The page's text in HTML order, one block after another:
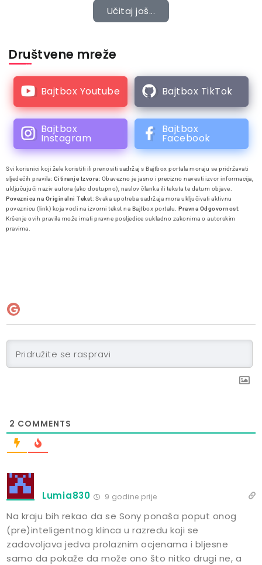
Učitaj još...
Društvene mreže
Bajtbox Youtube Bajtbox TikTok
Bajtbox
Instagram
Bajtbox
Facebook
Svi korisnici koji žele koristiti ili prenositi sadržaj s Bajtbox portala moraju se pridržavati
sljedećih pravila: Citiranje Izvora: Obavezno je jasno i precizno navesti izvor informacija,
uključujući naziv autora (ako dostupno), naslov članka ili teksta te datum objave.
Poveznica na Originalni Tekst: Svaka upotreba sadržaja mora uključivati aktivnu
poveznicu (link) koja vodi na izvorni tekst na Bajtbox portalu. Pravna Odgovornost:
Kršenje ovih pravila može imati pravne posljedice sukladno zakonima o autorskim
pravima.
2 COMMENTS
Lumia830 9 godine prije
Na kraju bih rekao da se Sony ponaša poput onog
(pre)inteligentnog klinca u razredu koji se
zadovoljava jedva prolaznim ocjenama i bljesne
samo da pokaže da može ono što nitko drugi ne, a